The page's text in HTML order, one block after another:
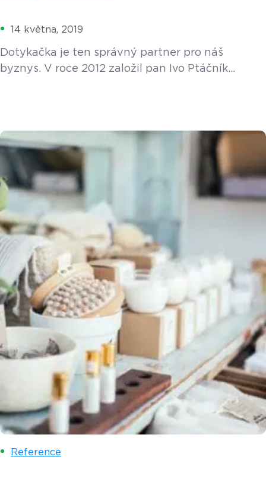
14 května, 2019
Dotykačka je ten správný partner pro náš
byznys. V roce 2012 založil pan Ivo Ptáčník
surovinami a na šetrnost k životnímu prostředí.
Laura Coffee je o lidech a sám zakladatel se
považuje pouze ze malé kolečko jednoho velkého
soukolí. Nyní […]
Reference